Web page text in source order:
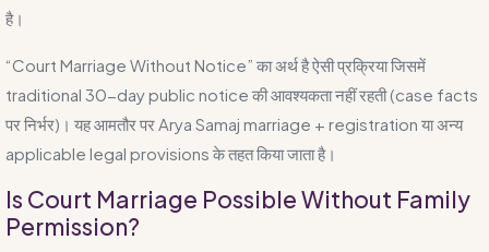
है।
“Court Marriage Without Notice” का अर्थ है ऐसी प्रक्रिया जिसमें
traditional 30-day public notice की आवश्यकता नहीं रहती (case facts
पर निर्भर)। यह आमतौर पर Arya Samaj marriage + registration या अन्य
applicable legal provisions के तहत किया जाता है।
Is Court Marriage Possible Without Family
Permission?